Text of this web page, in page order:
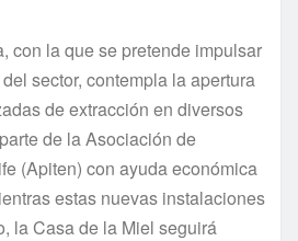
con la que se pretende impulsar
sector, contempla la apertura
de extracción en diversos
de la Asociación de
(Apiten) con ayuda económica
estas nuevas instalaciones
la Casa de la Miel seguirá